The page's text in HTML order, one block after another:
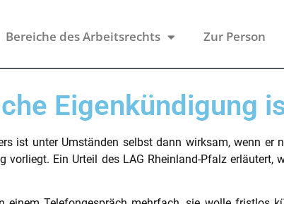
Bereiche des Arbeitsrechts Zur Person
Eigenkündigung
ist unter Umständen selbst dann wirksam, wenn
vorliegt. Ein Urteil des LAG Rheinland-Pfalz erläutert,